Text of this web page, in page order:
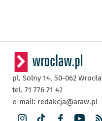
pl. Solny 14, 50-062
tel. 71 776 71 42
e-mail: redakcja@araw.pl